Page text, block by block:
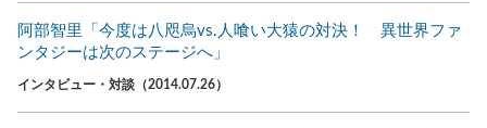
阿部智里「今度は八咫烏vs.人喰い大猿の対決！ 異世界ファ
ンタジーは次のステージへ」
インタビュー・対談（2014.07.26）